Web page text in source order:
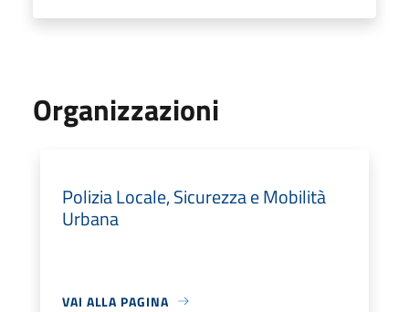
Organizzazioni
Polizia Locale, Sicurezza e Mobilità
Urbana
VAI ALLA PAGINA